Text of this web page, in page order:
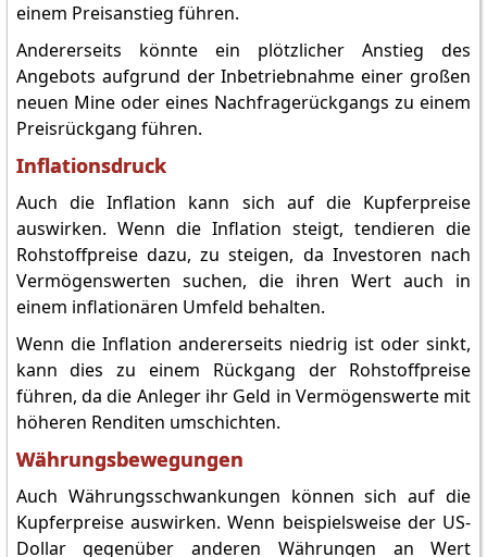
einem Preisanstieg führen.
Andererseits könnte ein plötzlicher Anstieg des
Angebots aufgrund der Inbetriebnahme einer großen
neuen Mine oder eines Nachfragerückgangs zu einem
Preisrückgang führen.
Inflationsdruck
Auch die Inflation kann sich auf die Kupferpreise
auswirken. Wenn die Inflation steigt, tendieren die
Rohstoffpreise dazu, zu steigen, da Investoren nach
Vermögenswerten suchen, die ihren Wert auch in
einem inflationären Umfeld behalten.
Wenn die Inflation andererseits niedrig ist oder sinkt,
kann dies zu einem Rückgang der Rohstoffpreise
führen, da die Anleger ihr Geld in Vermögenswerte mit
höheren Renditen umschichten.
Währungsbewegungen
Auch Währungsschwankungen können sich auf die
Kupferpreise auswirken. Wenn beispielsweise der US-
Dollar gegenüber anderen Währungen an Wert